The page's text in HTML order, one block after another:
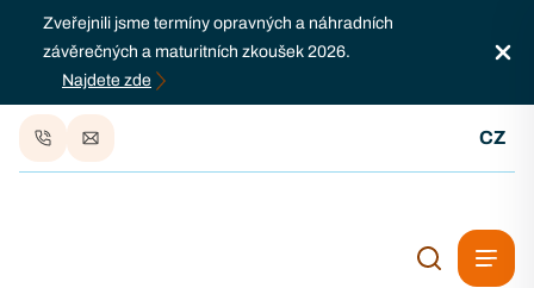
Zveřejnili jsme termíny opravných a náhradních
závěrečných a maturitních zkoušek 2026.
Najdete zde
CZ